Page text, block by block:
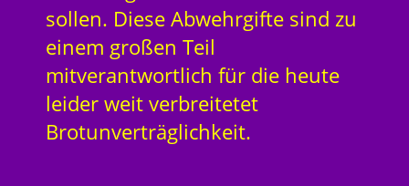
sollen. Diese Abwehrgifte sind zu
einem großen Teil
mitverantwortlich für die heute
leider weit verbreitetet
Brotunverträglichkeit.